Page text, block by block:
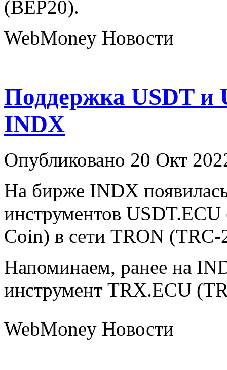
(BEP20).
WebMoney Новости
Поддержка USDT и
INDX
Опубликовано 20 Окт
На бирже INDX
инструментов
Coin) в сети TRON (TRC-
Напоминаем, ранее на
инструмент TRX.ECU
WebMoney Новости